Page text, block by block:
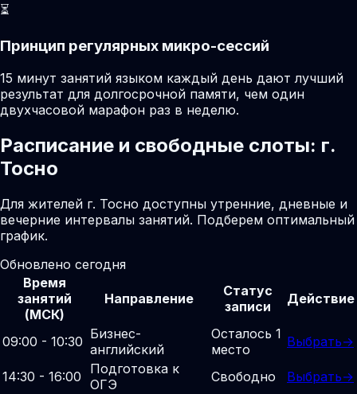
⏳
Принцип регулярных микро-сессий
15 минут занятий языком каждый день дают лучший
результат для долгосрочной памяти, чем один
двухчасовой марафон раз в неделю.
Расписание и свободные слоты: г.
Тосно
Для жителей г. Тосно доступны утренние, дневные и
вечерние интервалы занятий. Подберем оптимальный
график.
Обновлено сегодня
Время
занятий
(МСК)
Направление
Статус
записи
Действие
09:00 - 10:30 Бизнес-
английский
Осталось 1
место
Выбрать→
14:30 - 16:00
Подготовка к
ОГЭ
Свободно Выбрать→